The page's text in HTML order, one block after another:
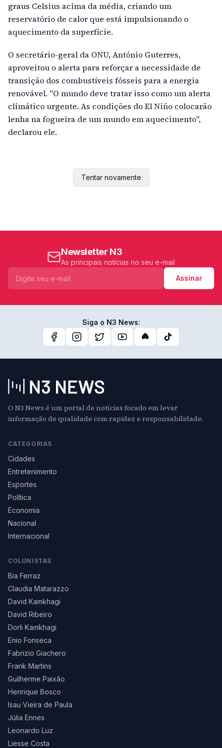
graus Celsius acima da média, criando um
reservatório de calor que está impulsionando o
aquecimento da superfície.
O secretário-geral da ONU, António Guterres,
aproveitou o alerta para reforçar a necessidade de
transição dos combustíveis fósseis para a energia
renovável. "O mundo deve tratar isso como um alerta
climático urgente. As condições do El Niño colocarão
lenha na fogueira de um mundo em aquecimento",
declarou ele.
Tentar novamente
Newsletter N3
As principais notícias no seu e-mail
Assinar
Siga o N3 News:
O N3 News é um portal de notícias focado em levar
informação de qualidade com rapidez e responsabilidade.
CATEGORIAS
Cidades
Entretenimento
Esportes
Política
Economia
Nacional
Internacional
COLUNISTAS
Bia Ferraz
Claudia Matarazzo
David Kamkhagi
David Ribeiro
Dorli Kamkhagi
Enio Fonseca
Fabrizio Giachero
Frank Martins
Guilherme Paixão
Henrique Bosco
Isau Vieira de Paula
Júlia Ennes
Leonardo Luz
Liesse Costa